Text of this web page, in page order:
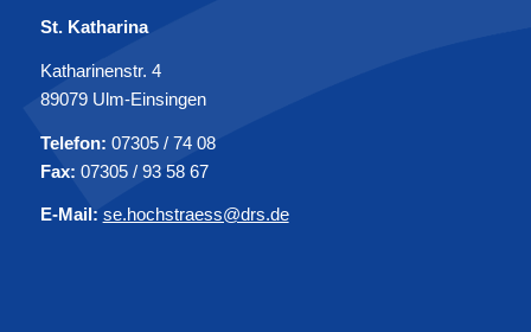
St. Katharina
Katharinenstr. 4
89079 Ulm-Einsingen
Telefon: 07305 / 74 08
Fax: 07305 / 93 58 67
E-Mail: se.hochstraess@drs.de